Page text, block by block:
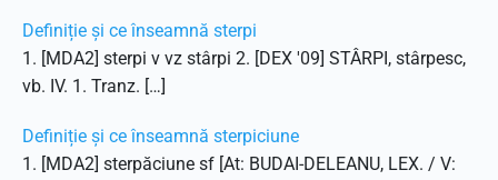
Definiție și ce înseamnă sterpi
1. [MDA2] sterpi v vz stârpi 2. [DEX '09] STÂRPI, stârpesc,
vb. IV. 1. Tranz. […]
Definiție și ce înseamnă sterpiciune
1. [MDA2] sterpăciune sf [At: BUDAI-DELEANU, LEX. / V: